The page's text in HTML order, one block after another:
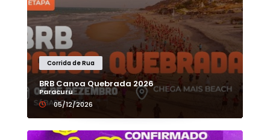
Corrida de Rua
BRB Canoa Quebrada 2026
Paracuru
05/12/2026